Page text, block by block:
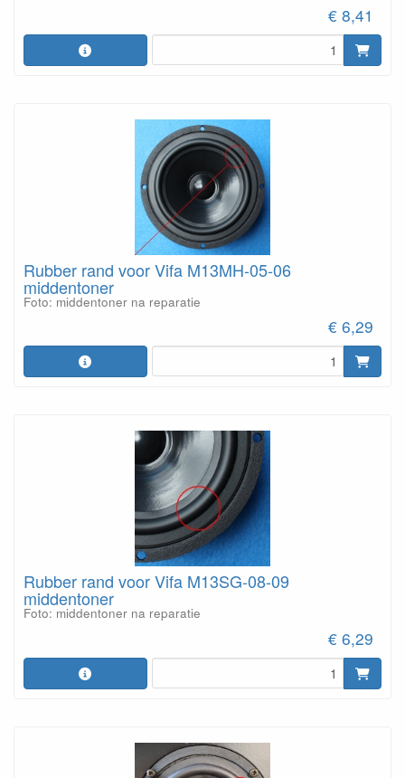
€ 8,41
Rubber rand voor Vifa M13MH-05-06
middentoner
Foto: middentoner na reparatie
€ 6,29
Rubber rand voor Vifa M13SG-08-09
middentoner
Foto: middentoner na reparatie
€ 6,29